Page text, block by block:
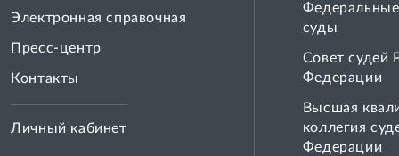
Электронная справочная
Пресс-центр
Контакты
Личный кабинет
суды
Совет cудей
Федерации
Высшая
коллегия
Федерации